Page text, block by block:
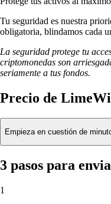
Tu seguridad es nuestra
obligatoria, blindamos cada
La seguridad protege tu
criptomonedas son
seriamente a tus fondos.
Precio de
Empieza en cuestión de
3 pasos para
1